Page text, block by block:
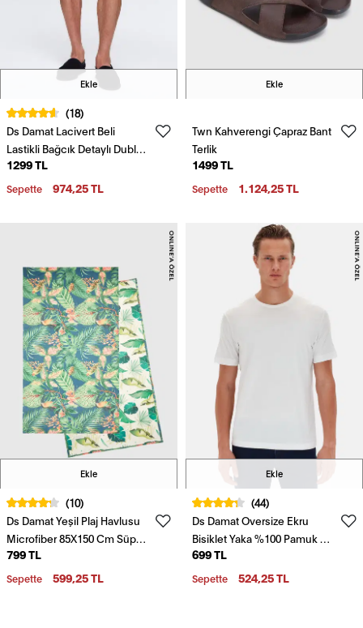
Ekle
(18)
Ds Damat Lacivert Beli
Lastikli Bağcık Detaylı Duble
Paça Viskonlu Jogger Şort
1299 TL
Sepette 974,25 TL
Ekle
Twn Kahverengi Çapraz Bant
Terlik
1499 TL
Sepette 1.124,25 TL
Ekle
(10)
Ds Damat Yeşil Plaj Havlusu
Microfiber 85X150 Cm Süper
Emici Kum Tutmayan Havlu
799 TL
Sepette 599,25 TL
Ekle
(44)
Ds Damat Oversize Ekru
Bisiklet Yaka %100 Pamuk T-
Shirt
699 TL
Sepette 524,25 TL